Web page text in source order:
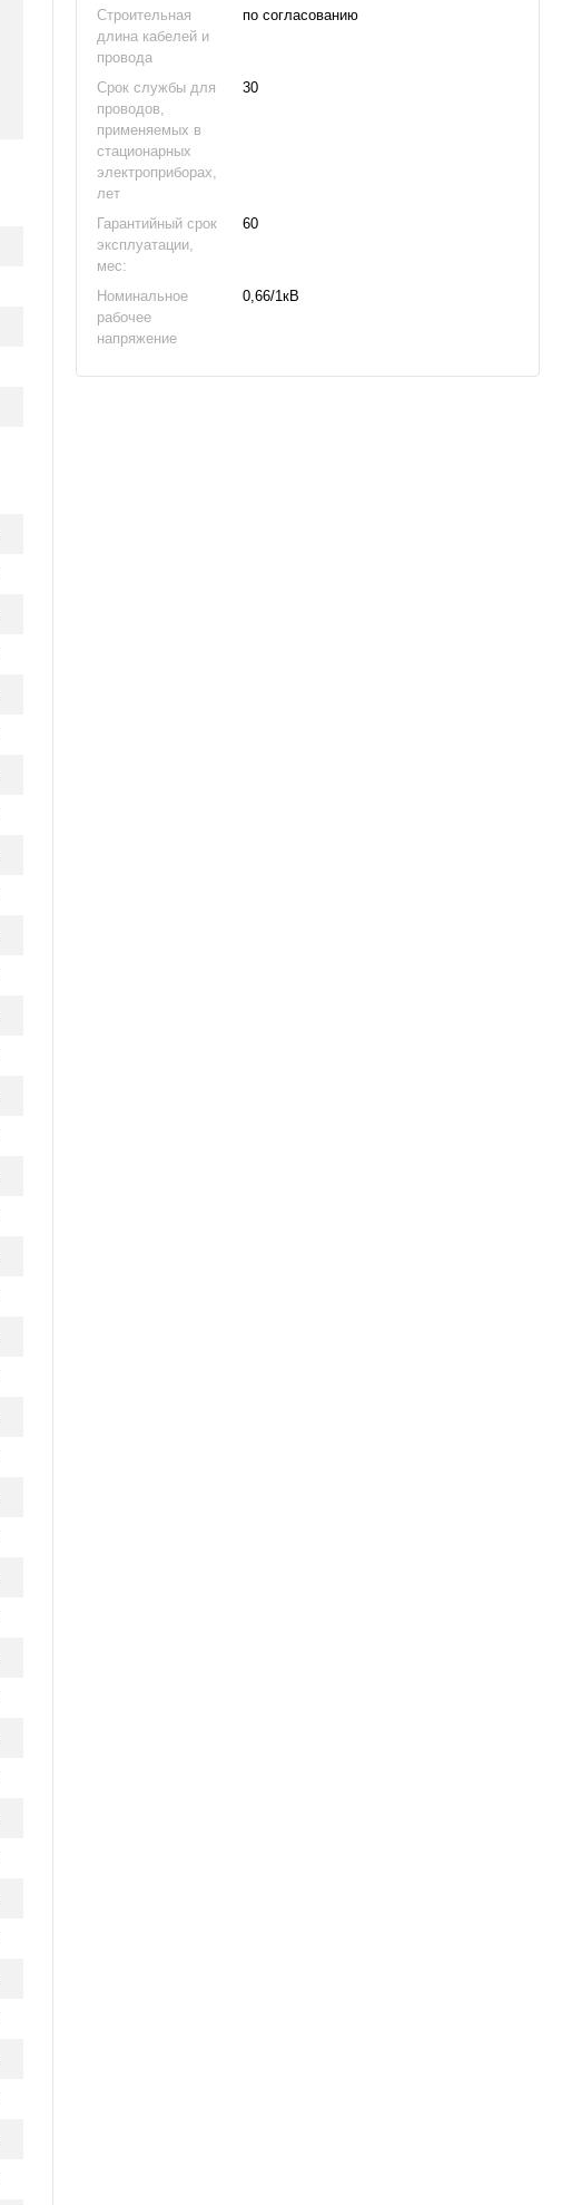
Строительная
длина кабелей и
провода
по согласованию
Срок службы для
проводов,
применяемых в
стационарных
электроприборах,
лет
30
Гарантийный срок
эксплуатации,
мес:
60
Номинальное
рабочее
напряжение
0,66/1кВ